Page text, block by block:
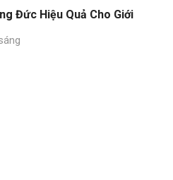
Đức Hiệu Quả Cho Giới